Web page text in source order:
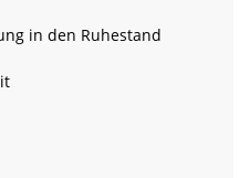
in den Ruhestand